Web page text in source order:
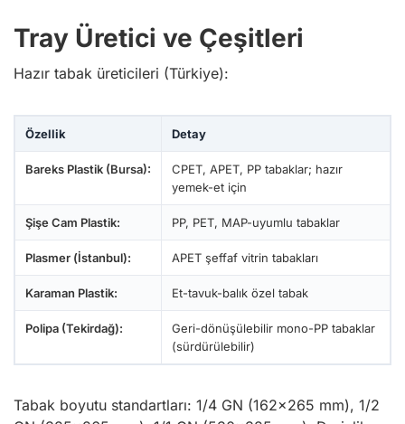
Tray Üretici ve Çeşitleri
Hazır tabak üreticileri (Türkiye):
Özellik Detay
Bareks Plastik (Bursa):
CPET, APET, PP tabaklar; hazır
yemek-et için
Şişe Cam Plastik: PP, PET, MAP-uyumlu tabaklar
Plasmer (İstanbul): APET şeffaf vitrin tabakları
Karaman Plastik: Et-tavuk-balık özel tabak
Polipa (Tekirdağ):
Geri-dönüşülebilir mono-PP tabaklar
(sürdürülebilir)
Tabak boyutu standartları: 1/4 GN (162×265 mm), 1/2